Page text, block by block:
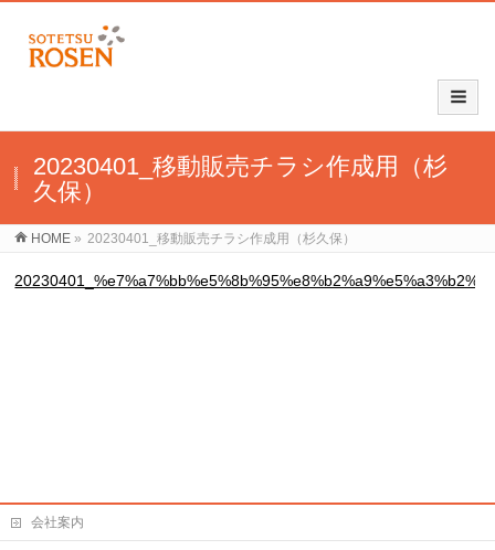
20230401_移動販売チラシ作成用（杉
久保）
HOME » 20230401_移動販売チラシ作成用（杉久保）
会社案内